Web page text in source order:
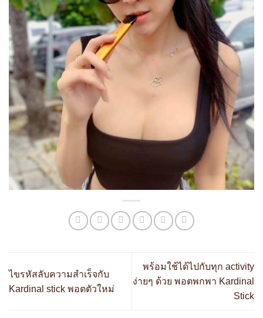
ไขรหัสลับความสำเร็จกับ
Kardinal stick พอตตัวใหม่
พร้อมใช้ได้ไปกับทุก activity
ง่ายๆ ด้วย พอตพกพา Kardinal
Stick